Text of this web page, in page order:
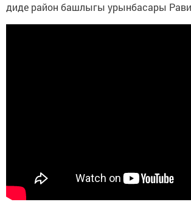
диде район башлыгы урынбасары